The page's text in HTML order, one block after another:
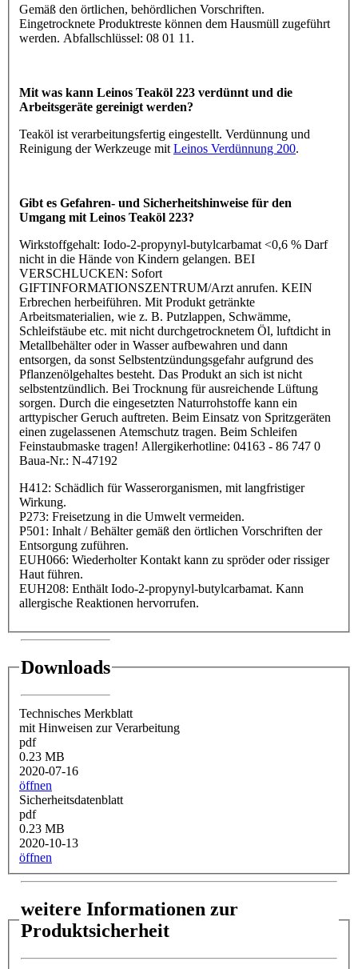
Gemäß den örtlichen, behördlichen Vorschriften.
Eingetrocknete Produktreste können dem Hausmüll zugeführt
werden. Abfallschlüssel: 08 01 11.
Mit was kann Leinos Teaköl 223 verdünnt und die
Arbeitsgeräte gereinigt werden?
Teaköl ist verarbeitungsfertig eingestellt. Verdünnung und
Reinigung der Werkzeuge mit Leinos Verdünnung 200.
Gibt es Gefahren- und Sicherheitshinweise für den
Umgang mit Leinos Teaköl 223?
Wirkstoffgehalt: Iodo-2-propynyl-butylcarbamat <0,6 % Darf
nicht in die Hände von Kindern gelangen. BEI
VERSCHLUCKEN: Sofort
GIFTINFORMATIONSZENTRUM/Arzt anrufen. KEIN
Erbrechen herbeiführen. Mit Produkt getränkte
Arbeitsmaterialien, wie z. B. Putzlappen, Schwämme,
Schleifstäube etc. mit nicht durchgetrocknetem Öl, luftdicht in
Metallbehälter oder in Wasser aufbewahren und dann
entsorgen, da sonst Selbstentzündungsgefahr aufgrund des
Pflanzenölgehaltes besteht. Das Produkt an sich ist nicht
selbstentzündlich. Bei Trocknung für ausreichende Lüftung
sorgen. Durch die eingesetzten Naturrohstoffe kann ein
arttypischer Geruch auftreten. Beim Einsatz von Spritzgeräten
einen zugelassenen Atemschutz tragen. Beim Schleifen
Feinstaubmaske tragen! Allergikerhotline: 04163 - 86 747 0
Baua-Nr.: N-47192
H412: Schädlich für Wasserorganismen, mit langfristiger
Wirkung.
P273: Freisetzung in die Umwelt vermeiden.
P501: Inhalt / Behälter gemäß den örtlichen Vorschriften der
Entsorgung zuführen.
EUH066: Wiederholter Kontakt kann zu spröder oder rissiger
Haut führen.
EUH208: Enthält Iodo-2-propynyl-butylcarbamat. Kann
allergische Reaktionen hervorrufen.
Downloads
Technisches Merkblatt
mit Hinweisen zur Verarbeitung
pdf
0.23 MB
2020-07-16
öffnen
Sicherheitsdatenblatt
pdf
0.23 MB
2020-10-13
öffnen
weitere Informationen zur
Produktsicherheit